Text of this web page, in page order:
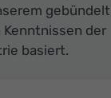
Kenntnissen der
basiert.